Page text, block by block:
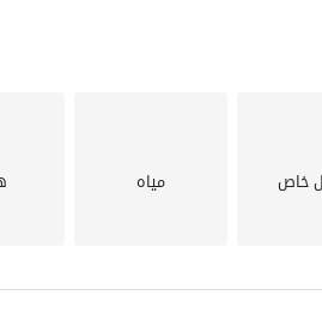
خاص مياه